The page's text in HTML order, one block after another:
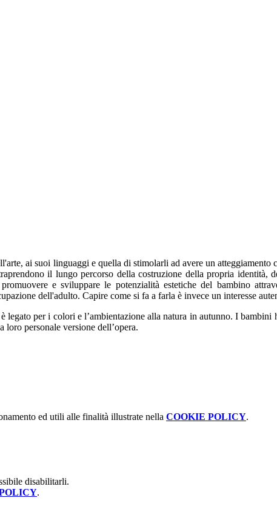
ai suoi linguaggi e quella di stimolarli ad avere un atteggiamento
il lungo percorso della costruzione della propria identità,
e sviluppare le potenzialità estetiche del bambino
dell'adulto. Capire come si fa a farla è invece un interesse
per i colori e l’ambientazione alla natura in autunno. I
personale versione dell’opera.
ed utili alle finalità illustrate nella COOKIE POLICY.
disabilitarli.
.